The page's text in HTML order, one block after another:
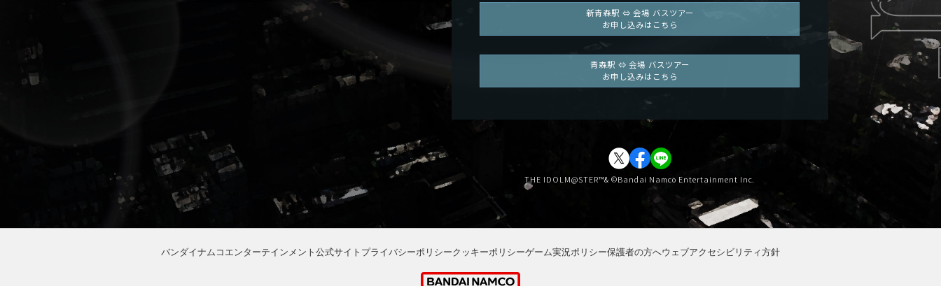
新青森駅 ⇔ 会場 バスツアー
お申し込みはこちら
青森駅 ⇔ 会場 バスツアー
お申し込みはこちら
THE IDOLM@STER™& ©Bandai Namco Entertainment Inc.
バンダイナムコエンターテインメント公式サイト プライバシーポリシークッキーポリシーゲーム実況ポリシー保護者の方へウェブアクセシビリティ方針